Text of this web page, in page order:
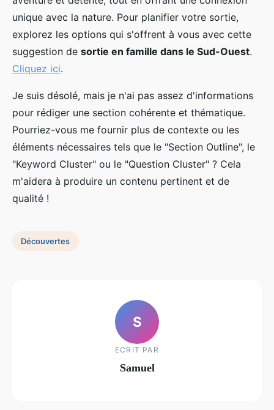
unique avec la nature. Pour planifier votre sortie,
explorez les options qui s'offrent à vous avec cette
suggestion de sortie en famille dans le Sud-Ouest.
Cliquez ici.
Je suis désolé, mais je n'ai pas assez d'informations
pour rédiger une section cohérente et thématique.
Pourriez-vous me fournir plus de contexte ou les
éléments nécessaires tels que le "Section Outline", le
"Keyword Cluster" ou le "Question Cluster" ? Cela
m'aidera à produire un contenu pertinent et de
qualité !
Découvertes
S
ECRIT PAR
Samuel